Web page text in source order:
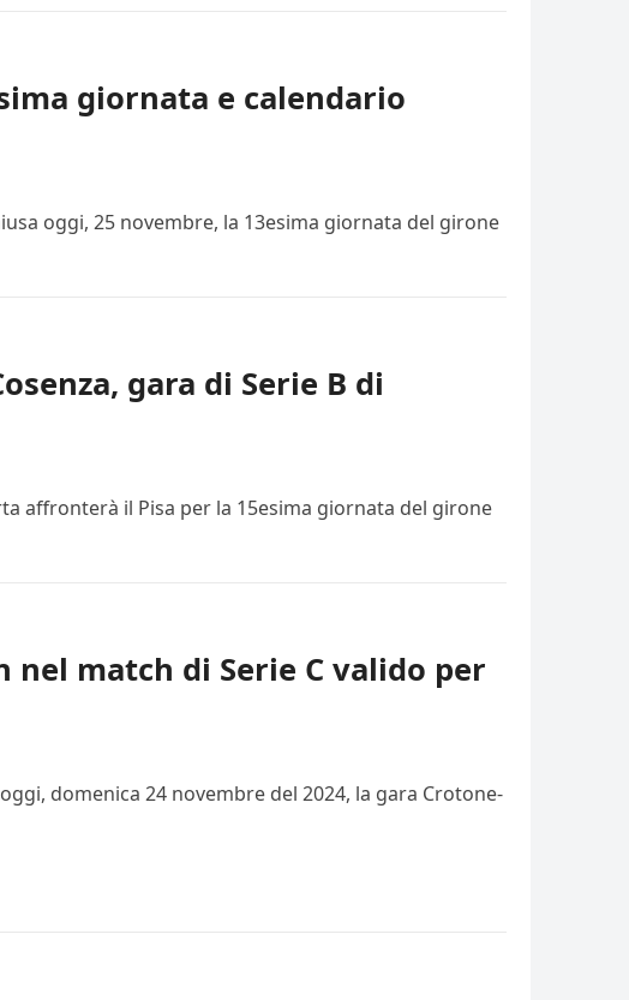
giornata e calendario
oggi, 25 novembre, la 13esima giornata del girone
gara di Serie B di
affronterà il Pisa per la 15esima giornata del girone
match di Serie C valido per
domenica 24 novembre del 2024, la gara Crotone-